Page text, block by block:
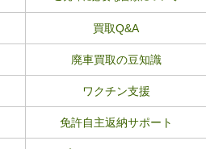
買取Q&A
廃車買取の豆知識
ワクチン支援
免許自主返納サポート